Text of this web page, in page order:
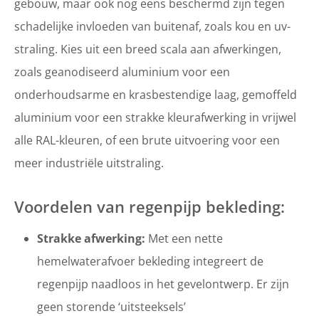
gebouw, maar ook nog eens beschermd zijn tegen
schadelijke invloeden van buitenaf, zoals kou en uv-
straling. Kies uit een breed scala aan afwerkingen,
zoals geanodiseerd aluminium voor een
onderhoudsarme en krasbestendige laag, gemoffeld
aluminium voor een strakke kleurafwerking in vrijwel
alle RAL-kleuren, of een brute uitvoering voor een
meer industriële uitstraling.
Voordelen van regenpijp bekleding:
Strakke afwerking: Met een nette
hemelwaterafvoer bekleding integreert de
regenpijp naadloos in het gevelontwerp. Er zijn
geen storende ‘uitsteeksels’